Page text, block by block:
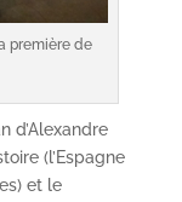
première de
d’Alexandre
(l’Espagne
et le